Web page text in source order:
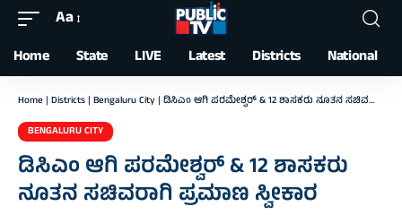
Font
Resizer
Aa
Home State LIVE Latest Districts National
Home | Districts | Bengaluru City | ಡಿಸಿಎಂ ಆಗಿ ಪರಮೇಶ್ವರ್‌ & 12 ಶಾಸಕರು ನೂತನ ಸಚಿವರಾಗಿ ಪ್ರಮಾಣ ಸ್ವೀಕಾರ
BENGALURU CITY
ಡಿಸಿಎಂ ಆಗಿ ಪರಮೇಶ್ವರ್‌ & 12 ಶಾಸಕರು
ನೂತನ ಸಚಿವರಾಗಿ ಪ್ರಮಾಣ ಸ್ವೀಕಾರ